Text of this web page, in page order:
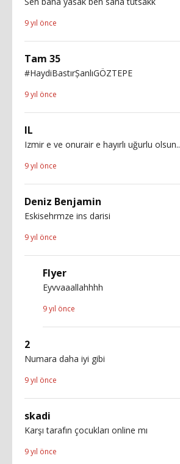
9 yıl önce
Tam 35
#HaydiBastırȘanlıGÖZTEPE
9 yıl önce
IL
Izmir e ve onurair e hayırlı uğurlu olsun..
9 yıl önce
Deniz Benjamin
Eskisehrmze ins darisi
9 yıl önce
Flyer
Eyvvaaallahhhh
9 yıl önce
2
Numara daha iyi gibi
9 yıl önce
skadi
Karşı tarafın çocukları online mı
9 yıl önce